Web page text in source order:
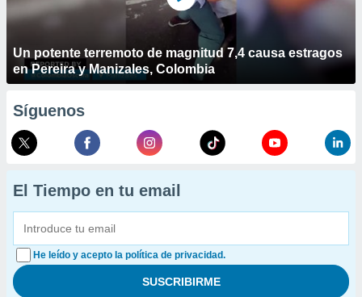
Un potente terremoto de magnitud 7,4 causa estragos
en Pereira y Manizales, Colombia
Síguenos
El Tiempo en tu email
He leído y acepto la política de privacidad.